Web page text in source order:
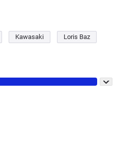
Kawasaki Loris Baz